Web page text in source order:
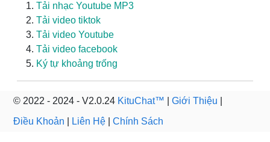
Tải nhạc Youtube MP3
Tải video tiktok
Tải video Youtube
Tải video facebook
Ký tự khoảng trống
© 2022 - 2024 - V2.0.24 KituChat™ Giới Thiệu
Điều Khoản
Liên Hệ Chính Sách